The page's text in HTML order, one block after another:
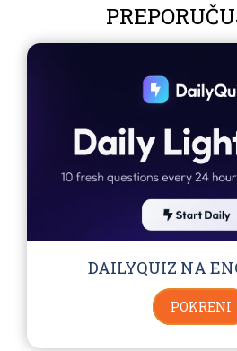
DAILYQUIZ NA
POKRENI